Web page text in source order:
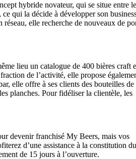
hybride novateur, qui se situe entre
qui la décide à développer son
elle recherche de nouveaux de
lieu un catalogue de 400 bières craft
de l’activité, elle propose
elle offre à ses clients des bouteilles de
planches. Pour fidéliser la clientèle, les
devenir franchisé My Beers, mais vos
d’une assistance à la constitution du
de 15 jours à l’ouverture.